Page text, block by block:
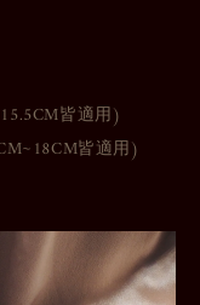
皆適用)
皆適用)